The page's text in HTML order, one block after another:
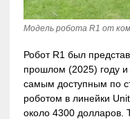
Модель робота R1 от
Робот R1 был
прошлом (2025) году
самым доступным по
роботом в линейки
около 4300 долларов.